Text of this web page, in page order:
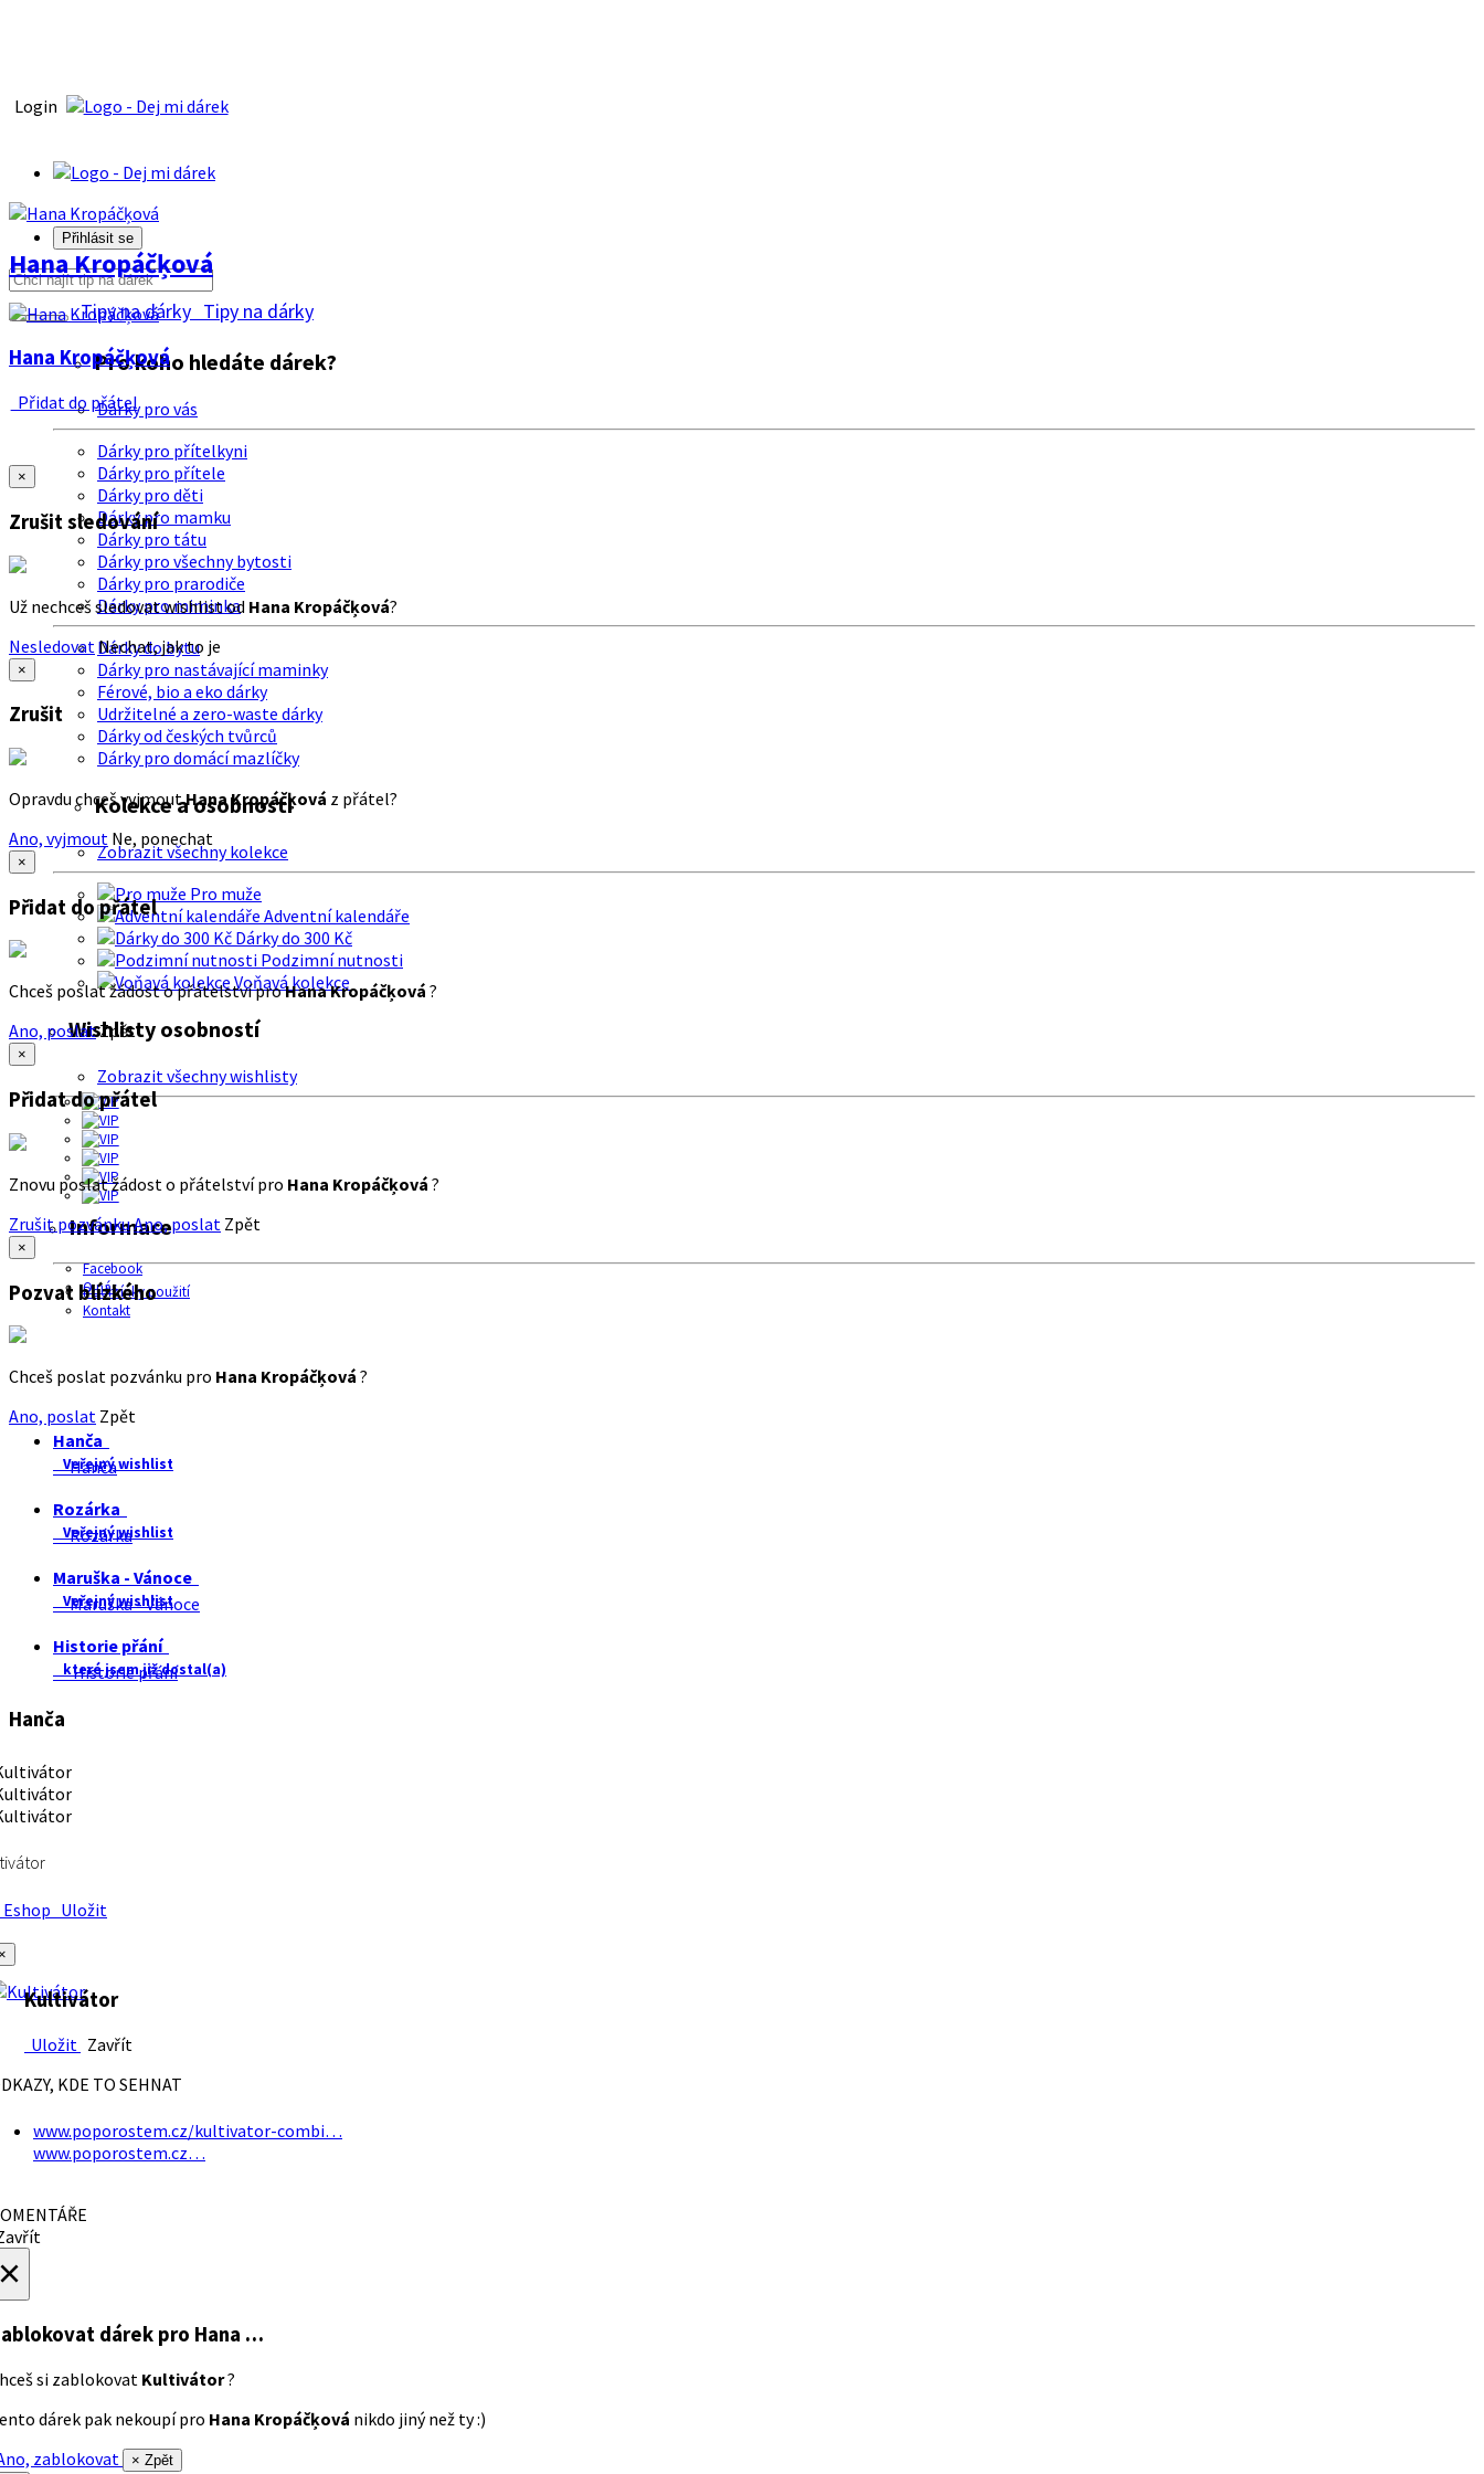
Login
Přihlásit se
Tipy na dárky Tipy na dárky
Pro koho hledáte dárek?
Dárky pro vás
Dárky pro přítelkyni
Dárky pro přítele
Dárky pro děti
Dárky pro mamku
Dárky pro tátu
Dárky pro všechny bytosti
Dárky pro prarodiče
Dárky pro miminka
Dárky do bytu
Dárky pro nastávající maminky
Férové, bio a eko dárky
Udržitelné a zero-waste dárky
Dárky od českých tvůrců
Dárky pro domácí mazlíčky
Kolekce a osobnosti
Zobrazit všechny kolekce
Pro muže
Adventní kalendáře
Dárky do 300 Kč
Podzimní nutnosti
Voňavá kolekce
Wishlisty osobností
Zobrazit všechny wishlisty
Informace
Facebook
O nás
Podmínky použití
Kontakt
Hana Kropáčķová
Hana Kropáčķová
Přidat do přátel
×
Zrušit sledování
Už nechceš sledovat wishlist od Hana Kropáčķová?
Nesledovat Nechat, jak to je
×
Zrušit
Opravdu chceš vyjmoutHana Kropáčķová z přátel?
Ano, vyjmout Ne, ponechat
×
Přidat do přátel
Chceš poslat žádost o přátelství proHana Kropáčķová ?
Ano, poslatZpět
×
Přidat do přátel
Znovu poslat žádost o přátelství pro Hana Kropáčķová ?
Zrušit pozvánkuAno, poslat Zpět
×
Pozvat blízkého
Chceš poslat pozvánku pro Hana Kropáčķová ?
Ano, poslat Zpět
Hanča
Veřejný wishlist
Hanča
Rozárka
Veřejný wishlist
Rozárka
Maruška - Vánoce
Veřejný wishlist
Maruška - Vánoce
Historie přání
které jsem již dostal(a)
Historie přání
Hanča
Uložit
Kultivátor
Uložit Zavřít
KDE TO SEHNAT
www.poporostem.cz/kultivator-combi…
www.poporostem.cz…
dárek pro Hana …
si zablokovat Kultivátor?
dárek pak nekoupí pro Hana Kropáčķová nikdo jiný než ty :)
zablokovat
× Zpět